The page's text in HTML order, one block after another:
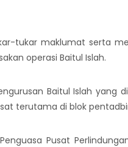
tukar maklumat serta
operasi Baitul Islah.
Baitul Islah yang
terutama di blok
Pusat